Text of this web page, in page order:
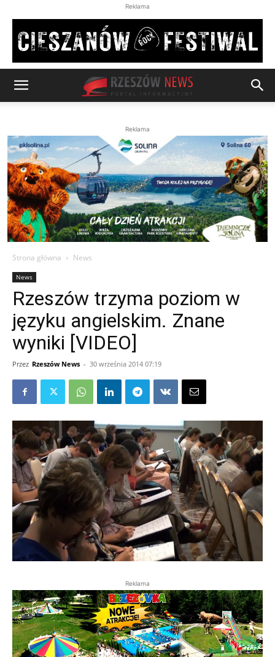
Reklama
Reklama
Strona główna News
News
Rzeszów trzyma poziom w
języku angielskim. Znane
wyniki [VIDEO]
Przez Rzeszów News - 30 września 2014 07:19
Reklama